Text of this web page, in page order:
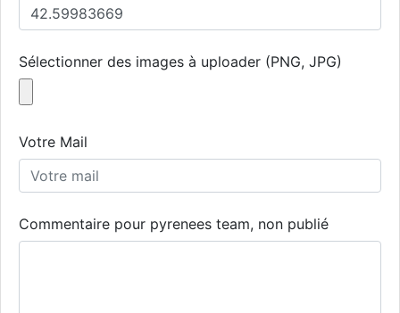
Sélectionner des images à uploader (PNG, JPG)
Votre Mail
Commentaire pour pyrenees team, non publié